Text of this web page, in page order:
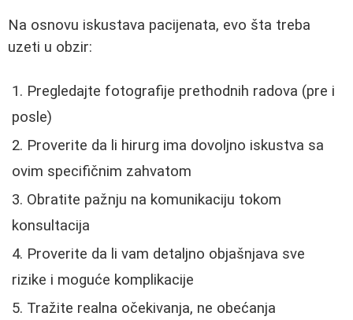
Na osnovu iskustava pacijenata, evo šta treba
uzeti u obzir:
Pregledajte fotografije prethodnih radova (pre i
posle)
Proverite da li hirurg ima dovoljno iskustva sa
ovim specifičnim zahvatom
Obratite pažnju na komunikaciju tokom
konsultacija
Proverite da li vam detaljno objašnjava sve
rizike i moguće komplikacije
Tražite realna očekivanja, ne obećanja